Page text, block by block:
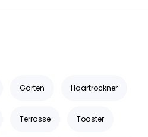
Garten Haartrockner
Terrasse Toaster